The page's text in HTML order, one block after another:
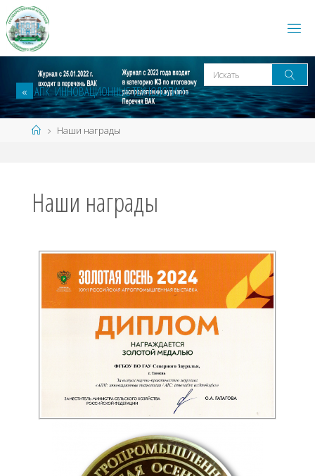
« АПК:ИННОВАЦИОННЫЕТЕХНОЛОГИИ»
Наши награды
Наши награды